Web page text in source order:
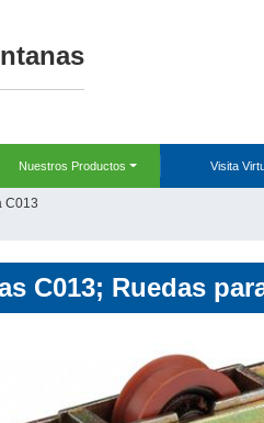
Nuestros Productos Visita
C013
C013; Ruedas